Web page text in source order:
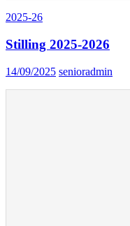
2025-26
Stilling 2025-2026
14/09/2025 senioradmin